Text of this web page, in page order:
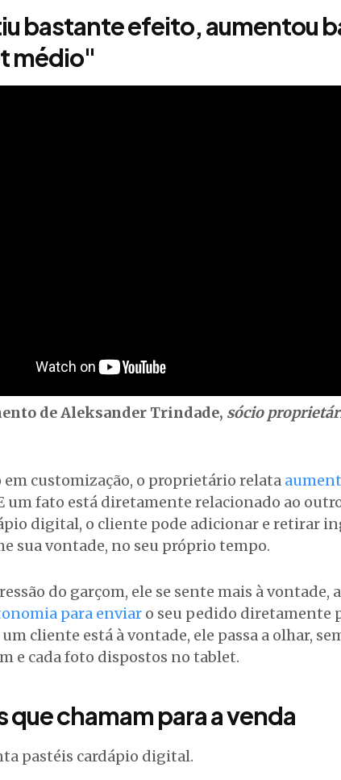
bastante efeito, aumentou
médio"
de Aleksander Trindade, sócio
em customização, o proprietário relata
um fato está diretamente relacionado ao
digital, o cliente pode adicionar e retirar
sua vontade, no seu próprio tempo.
do garçom, ele se sente mais à vontade,
para enviar o seu pedido diretamente
cliente está à vontade, ele passa a olhar,
e cada foto dispostos no tablet.
que chamam para a venda